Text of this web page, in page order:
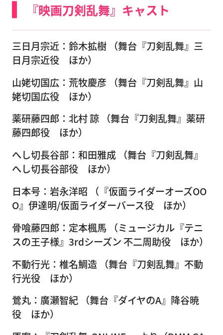
『映画刀剣乱舞』キャスト
三日月宗近：鈴木拡樹 （舞台『刀剣乱舞』三
日月宗近役 ほか）
山姥切国広：荒牧慶彦 （舞台『刀剣乱舞』山
姥切国広役 ほか）
薬研藤四郎：北村 諒 （舞台『刀剣乱舞』薬研
藤四郎役 ほか）
へし切長谷部：和田雅成 （舞台『刀剣乱舞』
へし切長谷部役 ほか）
日本号：岩永洋昭 （『仮面ライダーオーズOO
O』伊達明/仮面ライダーバース役 ほか）
骨喰藤四郎：定本楓馬 （ミュージカル『テニ
スの王子様』3rdシーズン 不二周助役 ほか）
不動行光：椎名鯛造 （舞台『刀剣乱舞』不動
行光役 ほか）
鶯丸：廣瀬智紀 （舞台『ダイヤのA』降谷暁
役 ほか）